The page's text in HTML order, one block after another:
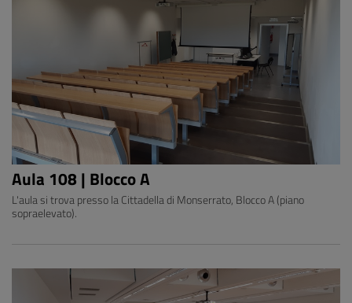
Aula 108 | Blocco A
L'aula si trova presso la Cittadella di Monserrato, Blocco A (piano
sopraelevato).